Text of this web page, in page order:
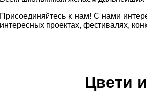
Присоединяйтесь к нам! С нами
интересных проектах, фестивалях,
Цвети